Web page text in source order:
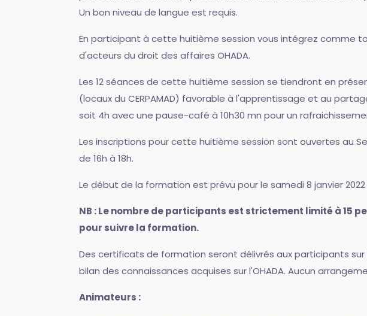
Un bon niveau de langue est requis.
En participant à cette huitième session vous intégrez comme
d'acteurs du droit des affaires OHADA.
Les 12 séances de cette huitième session se tiendront en
(locaux du CERPAMAD) favorable à l'apprentissage et au
soit 4h avec une pause-café à 10h30 mn pour un
Les inscriptions pour cette huitième session sont ouvertes au
de 16h à 18h.
Le début de la formation est prévu pour le samedi 8 janvier
NB : Le nombre de participants est strictement limité à 15
pour suivre la formation.
Des certificats de formation seront délivrés aux participants
bilan des connaissances acquises sur l'OHADA. Aucun
Animateurs :